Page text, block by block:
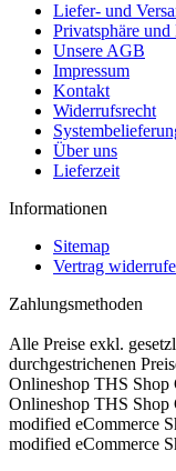
Liefer- und
Privatsphäre und
Unsere AGB
Impressum
Kontakt
Widerrufsrecht
Über uns
Lieferzeit
Informationen
Sitemap
Vertrag
Zahlungsmethoden
Alle Preise exkl.
durchgestrichenen
Onlineshop THS Shop
Onlineshop THS
modified eCommerce
modified eCommerce